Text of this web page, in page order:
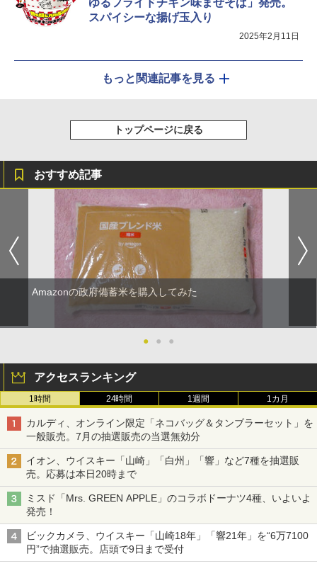
スパイシーな揚げ玉入り
2025年2月11日
もっと関連記事を見る
トップページに戻る
おすすめ記事
Amazonの政府備蓄米を購入してみた
● ● ●
アクセスランキング
1時間 24時間 1週間 1カ月
カルディ、オンライン限定「ネコバッグ＆タンブラーセット」を
一般販売。7月の抽選販売の当選無効分
イオン、ウイスキー「山崎」「白州」「響」など7種を抽選販
売。応募は本日20時まで
ミスド「Mrs. GREEN APPLE」のコラボドーナツ4種、いよいよ
発売！
ビックカメラ、ウイスキー「山崎18年」「響21年」を“6万7100
円”で抽選販売。店頭で9日まで受付